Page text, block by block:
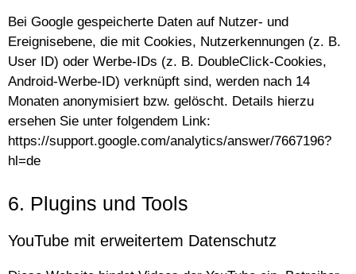
Bei Google gespeicherte Daten auf Nutzer- und
Ereignisebene, die mit Cookies, Nutzerkennungen (z. B.
User ID) oder Werbe-IDs (z. B. DoubleClick-Cookies,
Android-Werbe-ID) verknüpft sind, werden nach 14
Monaten anonymisiert bzw. gelöscht. Details hierzu
ersehen Sie unter folgendem Link:
https://support.google.com/analytics/answer/7667196?
hl=de
6. Plugins und Tools
YouTube mit erweitertem Datenschutz